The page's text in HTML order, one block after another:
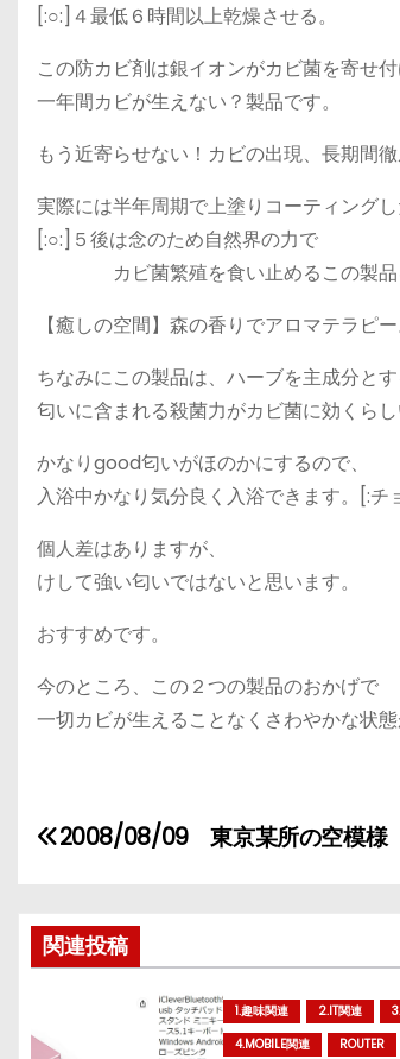
[:○:]４最低６時間以上乾燥させる。
この防カビ剤は銀イオンがカビ菌を寄せ
一年間カビが生えない？製品です。
もう近寄らせない！カビの出現、長期間
実際には半年周期で上塗りコーティング
[:○:]５後は念のため自然界の力で
カビ菌繁殖を食い止めるこの製品を
【癒しの空間】森の香りでアロマテラピ
ちなみにこの製品は、ハーブを主成分と
匂いに含まれる殺菌力がカビ菌に効くら
かなりgood匂いがほのかにするので、
入浴中かなり気分良く入浴できます。[:チ
個人差はありますが、
けして強い匂いではないと思います。
おすすめです。
今のところ、この２つの製品のおかげで
一切カビが生えることなくさわやかな状
投
ナ
ビ
ゲ
2008/08/09 東京某所の空模様
関連投稿
1.趣味関連 2.IT関連
4.MOBILE関連
ROUTER